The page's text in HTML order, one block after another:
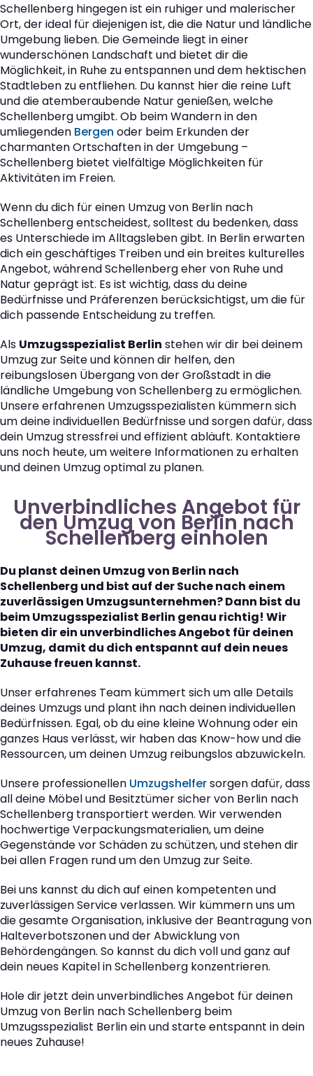
Schellenberg hingegen ist ein ruhiger und malerischer
Ort, der ideal für diejenigen ist, die die Natur und ländliche
Umgebung lieben. Die Gemeinde liegt in einer
wunderschönen Landschaft und bietet dir die
Möglichkeit, in Ruhe zu entspannen und dem hektischen
Stadtleben zu entfliehen. Du kannst hier die reine Luft
und die atemberaubende Natur genießen, welche
Schellenberg umgibt. Ob beim Wandern in den
umliegenden Bergen oder beim Erkunden der
charmanten Ortschaften in der Umgebung –
Schellenberg bietet vielfältige Möglichkeiten für
Aktivitäten im Freien.
Wenn du dich für einen Umzug von Berlin nach
Schellenberg entscheidest, solltest du bedenken, dass
es Unterschiede im Alltagsleben gibt. In Berlin erwarten
dich ein geschäftiges Treiben und ein breites kulturelles
Angebot, während Schellenberg eher von Ruhe und
Natur geprägt ist. Es ist wichtig, dass du deine
Bedürfnisse und Präferenzen berücksichtigst, um die für
dich passende Entscheidung zu treffen.
Als Umzugsspezialist Berlin stehen wir dir bei deinem
Umzug zur Seite und können dir helfen, den
reibungslosen Übergang von der Großstadt in die
ländliche Umgebung von Schellenberg zu ermöglichen.
Unsere erfahrenen Umzugsspezialisten kümmern sich
um deine individuellen Bedürfnisse und sorgen dafür, dass
dein Umzug stressfrei und effizient abläuft. Kontaktiere
uns noch heute, um weitere Informationen zu erhalten
und deinen Umzug optimal zu planen.
Unverbindliches Angebot für
den Umzug von Berlin nach
Schellenberg einholen
Du planst deinen Umzug von Berlin nach
Schellenberg und bist auf der Suche nach einem
zuverlässigen Umzugsunternehmen? Dann bist du
beim Umzugsspezialist Berlin genau richtig! Wir
bieten dir ein unverbindliches Angebot für deinen
Umzug, damit du dich entspannt auf dein neues
Zuhause freuen kannst.
Unser erfahrenes Team kümmert sich um alle Details
deines Umzugs und plant ihn nach deinen individuellen
Bedürfnissen. Egal, ob du eine kleine Wohnung oder ein
ganzes Haus verlässt, wir haben das Know-how und die
Ressourcen, um deinen Umzug reibungslos abzuwickeln.
Unsere professionellen Umzugshelfersorgen dafür, dass
all deine Möbel und Besitztümer sicher von Berlin nach
Schellenberg transportiert werden. Wir verwenden
hochwertige Verpackungsmaterialien, um deine
Gegenstände vor Schäden zu schützen, und stehen dir
bei allen Fragen rund um den Umzug zur Seite.
Bei uns kannst du dich auf einen kompetenten und
zuverlässigen Service verlassen. Wir kümmern uns um
die gesamte Organisation, inklusive der Beantragung von
Halteverbotszonen und der Abwicklung von
Behördengängen. So kannst du dich voll und ganz auf
dein neues Kapitel in Schellenberg konzentrieren.
Hole dir jetzt dein unverbindliches Angebot für deinen
Umzug von Berlin nach Schellenberg beim
Umzugsspezialist Berlin ein und starte entspannt in dein
neues Zuhause!